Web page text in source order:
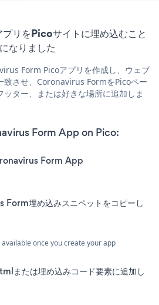
リをPicoサイトに埋め込むこと
なりました
Form Picoアプリを作成し、ウェブ
致させ、Coronavirus FormをPicoペー
ター、または好きな場所に追加しま
Form App on Pico:
Form App
埋め込みスニペットをコピーし
once you create your app
または埋め込みコード要素に追加し